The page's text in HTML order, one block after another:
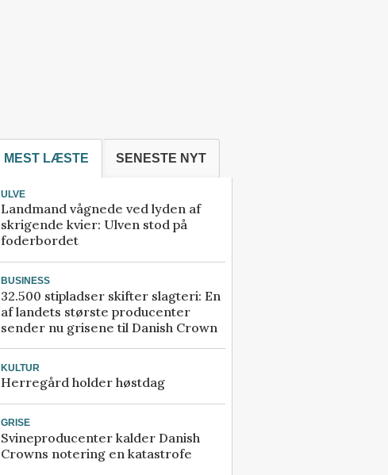
MEST LÆSTE SENESTE NYT
ULVE
Landmand vågnede ved lyden af
skrigende kvier: Ulven stod på
foderbordet
BUSINESS
32.500 stipladser skifter slagteri: En
af landets største producenter
sender nu grisene til Danish Crown
KULTUR
Herregård holder høstdag
GRISE
Svineproducenter kalder Danish
Crowns notering en katastrofe